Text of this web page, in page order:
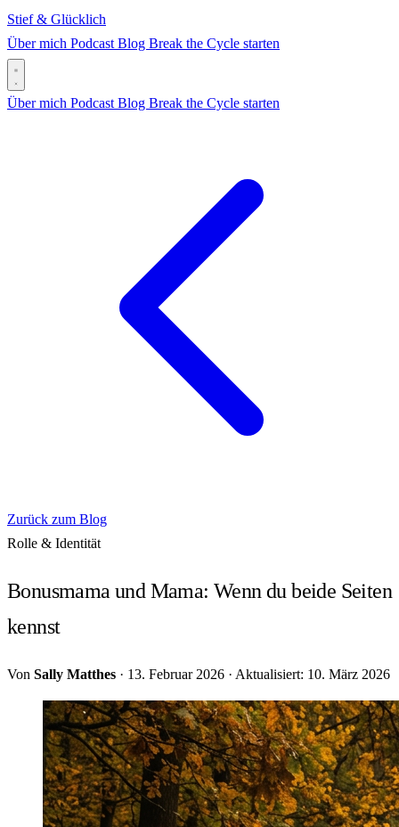
Stief & Glücklich
Über mich Podcast Blog Break the Cycle starten
Über mich Podcast Blog Break the Cycle starten
Zurück zum Blog
Rolle & Identität
Bonusmama und Mama: Wenn du beide Seiten
kennst
Von Sally Matthes · 13. Februar 2026 · Aktualisiert: 10. März 2026